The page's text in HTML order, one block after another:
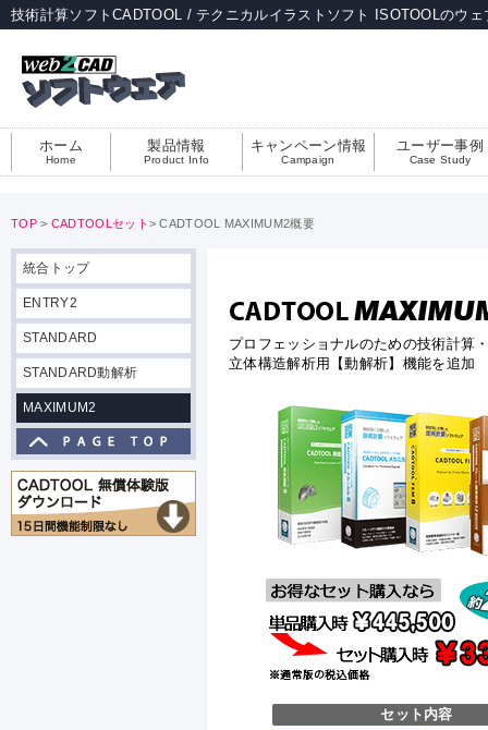
技術計算ソフトCADTOOL / テクニカルイラストソフト ISOTOOLのウェ
ホーム
Home
製品情報
Product Info
キャンペーン情報
Campaign
ユーザー事例
Case Study
TOP > CADTOOLセット> CADTOOL MAXIMUM2概要
統合トップ
ENTRY2
STANDARD
STANDARD動解析
MAXIMUM2
プロフェッショナルのための技術計算
立体構造解析用【動解析】機能を追加
セット内容